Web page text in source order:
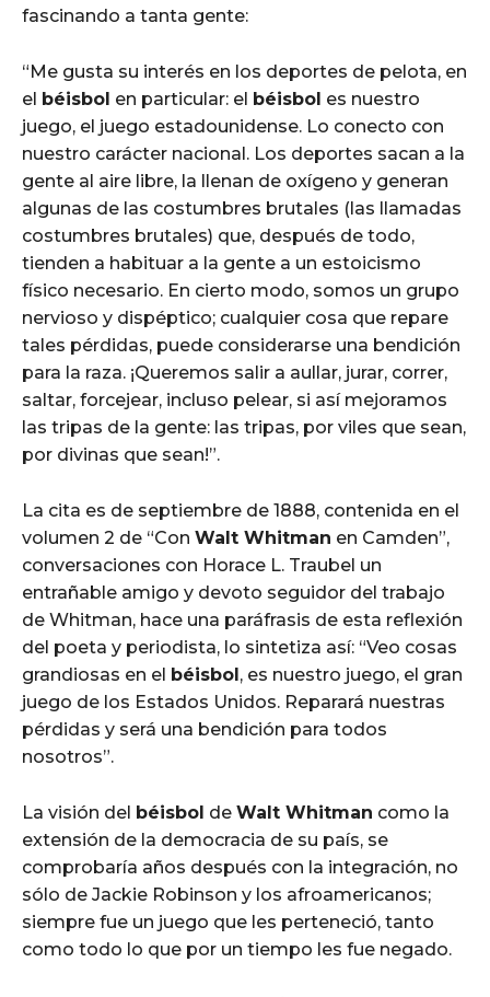
fascinando a tanta gente:
“Me gusta su interés en los deportes de pelota, en
el béisbol en particular: el béisbol es nuestro
juego, el juego estadounidense. Lo conecto con
nuestro carácter nacional. Los deportes sacan a la
gente al aire libre, la llenan de oxígeno y generan
algunas de las costumbres brutales (las llamadas
costumbres brutales) que, después de todo,
tienden a habituar a la gente a un estoicismo
físico necesario. En cierto modo, somos un grupo
nervioso y dispéptico; cualquier cosa que repare
tales pérdidas, puede considerarse una bendición
para la raza. ¡Queremos salir a aullar, jurar, correr,
saltar, forcejear, incluso pelear, si así mejoramos
las tripas de la gente: las tripas, por viles que sean,
por divinas que sean!”.
La cita es de septiembre de 1888, contenida en el
volumen 2 de “Con Walt Whitman en Camden”,
conversaciones con Horace L. Traubel un
entrañable amigo y devoto seguidor del trabajo
de Whitman, hace una paráfrasis de esta reflexión
del poeta y periodista, lo sintetiza así: “Veo cosas
grandiosas en el béisbol, es nuestro juego, el gran
juego de los Estados Unidos. Reparará nuestras
pérdidas y será una bendición para todos
nosotros”.
La visión del béisbol de Walt Whitman como la
extensión de la democracia de su país, se
comprobaría años después con la integración, no
sólo de Jackie Robinson y los afroamericanos;
siempre fue un juego que les perteneció, tanto
como todo lo que por un tiempo les fue negado.